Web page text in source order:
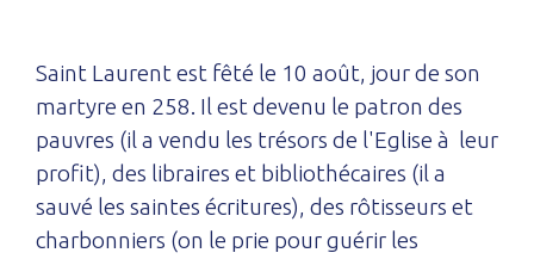
Saint Laurent est fêté le 10 août, jour de son
martyre en 258. Il est devenu le patron des
pauvres (il a vendu les trésors de l'Eglise à leur
profit), des libraires et bibliothécaires (il a
sauvé les saintes écritures), des rôtisseurs et
charbonniers (on le prie pour guérir les